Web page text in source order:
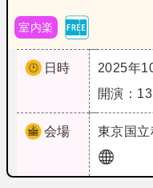
室内楽
日時
2025年
開演：
会場 東京国